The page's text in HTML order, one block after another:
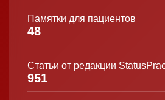
Памятки для пациентов
48
Статьи от редакции
951